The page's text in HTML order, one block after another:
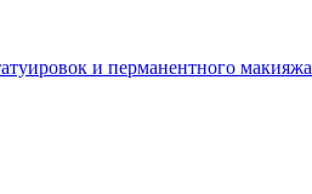
и перманентного